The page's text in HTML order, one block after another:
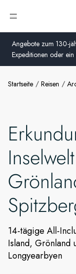
Angebote zum 130-
Expeditionen oder ein
Menü öffnen
Schweiz
und
USA
Schweiz
Frankreich
Schweden
Global
Startseite Reisen
14-tägige All-
Island, Grönland
Longyearbyen